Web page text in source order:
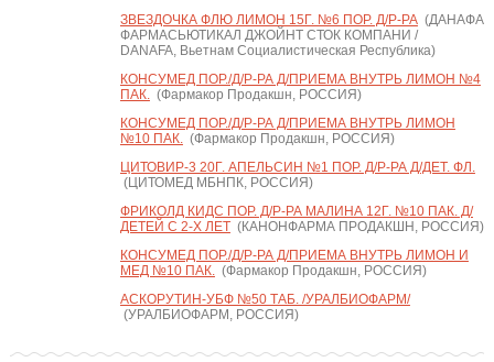
ЗВЕЗДОЧКА ФЛЮ ЛИМОН 15Г. №6 ПОР. Д/Р-РА(ДАНАФА
ФАРМАСЬЮТИКАЛ ДЖОЙНТ СТОК КОМПАНИ /
DANAFA, Вьетнам Социалистическая Республика)
КОНСУМЕД ПОР./Д/Р-РА Д/ПРИЕМА ВНУТРЬ ЛИМОН №4
ПАК.(Фармакор Продакшн, РОССИЯ)
КОНСУМЕД ПОР./Д/Р-РА Д/ПРИЕМА ВНУТРЬ ЛИМОН
№10 ПАК.(Фармакор Продакшн, РОССИЯ)
ЦИТОВИР-3 20Г. АПЕЛЬСИН №1 ПОР. Д/Р-РА Д/ДЕТ. ФЛ.
(ЦИТОМЕД МБНПК, РОССИЯ)
ФРИКОЛД КИДС ПОР. Д/Р-РА МАЛИНА 12Г. №10 ПАК. Д/
ДЕТЕЙ С 2-Х ЛЕТ(КАНОНФАРМА ПРОДАКШН, РОССИЯ)
КОНСУМЕД ПОР./Д/Р-РА Д/ПРИЕМА ВНУТРЬ ЛИМОН И
МЕД №10 ПАК.(Фармакор Продакшн, РОССИЯ)
АСКОРУТИН-УБФ №50 ТАБ. /УРАЛБИОФАРМ/
(УРАЛБИОФАРМ, РОССИЯ)